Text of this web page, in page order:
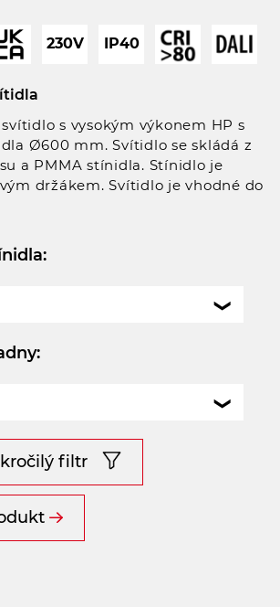
s vysokým výkonem HP s
Ø600 mm. Svítidlo se skládá z
a PMMA stínidla. Stínidlo je
držákem. Svítidlo je vhodné do
filtr
230V IP40